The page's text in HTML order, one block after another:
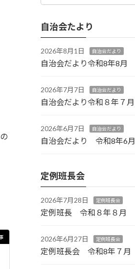
自治会たより
2026年8月1日 自治会だより
自治会だより令和8年8月
2026年7月7日 自治会だより
自治会だより令和８年７月
2026年6月7日 自治会だより
自治会だより 令和8年6月
定例班長会
2026年7月28日 定例班長会
定例班長 令和８年８月
2026年6月27日 定例班長会
定例班長会 令和8年７月